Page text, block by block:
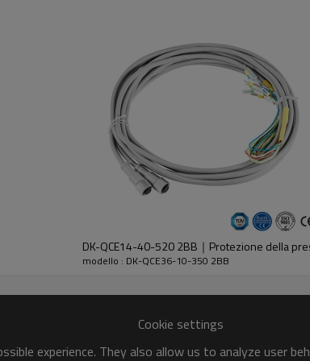
dell'emettitore e del ricevitore.
DK-QCE14-40-520 2BB｜Protezione della
modello : DK-QCE36-10-350 2BB
Cookie settings
experience. They also allow us to analyze user